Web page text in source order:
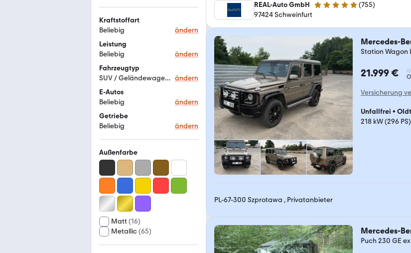
Kraftstoffart
Beliebig
ändern
Leistung
Beliebig
ändern
Fahrzeugtyp
SUV / Geländewagen / Pickup ändern
E-Autos
Beliebig
ändern
Getriebe
Beliebig
ändern
Außenfarbe
Matt (16)
Metallic(65)
REAL-Auto GmbH 4.9 Sterne (755)
97424 Schweinfurt
Mercedes-
Station Wagon
21.999 €
Versicherung
Unfallfrei •
218 kW (296 PS)
PL-67-300 Szprotawa , Privatanbieter
Mercedes-
Puch 230 GE